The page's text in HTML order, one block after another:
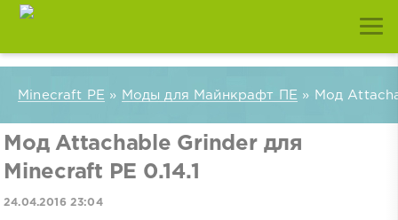
Minecraft PE » Моды для Майнкрафт ПЕ » Мод
Мод Attachable Grinder для
Minecraft PE 0.14.1
24.04.2016 23:04